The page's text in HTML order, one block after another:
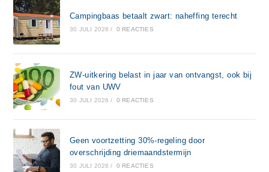
Campingbaas betaalt zwart: naheffing terecht
30 JULI 2026 / 0 REACTIES
ZW-uitkering belast in jaar van ontvangst, ook bij
fout van UWV
30 JULI 2026 / 0 REACTIES
Geen voortzetting 30%-regeling door
overschrijding driemaandstermijn
30 JULI 2026 / 0 REACTIES